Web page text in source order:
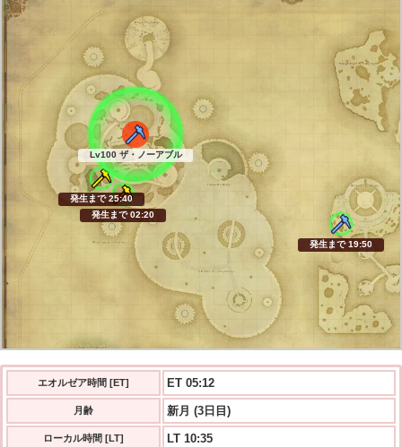
発生まで 02:19
発生まで 25:39
Lv100 ザ・ノーアブル
発生まで 19:49
エオルゼア時間 [ET] ET 05:12
月齢 新月 (3日目)
ローカル時間 [LT] LT 10:35